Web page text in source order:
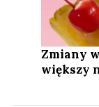
Zmiany
większy